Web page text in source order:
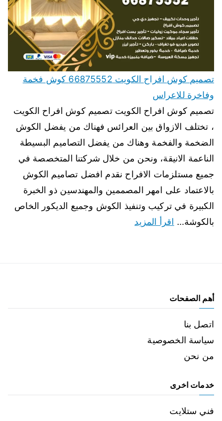
تصميم كوش افراح الكويت 66875552 كوش فخمة
وفاخرة للاعراس
تصميم كوش افراح الكويت تصميم كوش افراح الكويت
، تختلف الازواق بين العرائس فهناك من يفضل الكوش
الضخمة والفخمة وهناك من يفضل التصاميم البسيطة
الناعمة الانيقة، ونحن من خلال شركتنا المتخصصة في
جميع مستلزمات الافراح نقدم افضل تصاميم الكوش
بالاعتماد على امهر المصممين والمهندسين ذو الخبرة
الكبيرة في تركيب وتنفيذ الكوش وجميع الديكور الخاص
بالكوشة… اقرأ المزيد
أهم الصفحات
اتصل بنا
سياسة الخصوصية
من نحن
خدمات اخرى
فني ستلايت